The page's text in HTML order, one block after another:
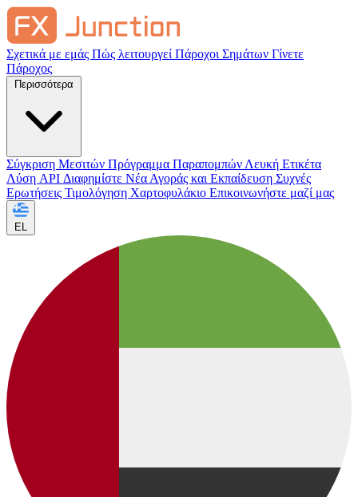
Σχετικά με εμάς Πώς λειτουργεί Πάροχοι Σημάτων Γίνετε
Πάροχος
Σύγκριση Μεσιτών Πρόγραμμα Παραπομπών Λευκή Ετικέτα
Λύση API Διαφημίστε Νέα Αγοράς και Εκπαίδευση Συχνές
Ερωτήσεις Τιμολόγηση Χαρτοφυλάκιο Επικοινωνήστε μαζί μας
EL